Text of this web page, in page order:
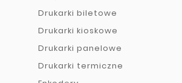
Drukarki biletowe
Drukarki kioskowe
Drukarki panelowe
Drukarki termiczne